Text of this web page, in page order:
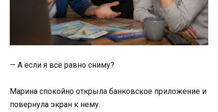
— А если я всё равно сниму?
Марина спокойно открыла банковское приложение и
повернула экран к нему.